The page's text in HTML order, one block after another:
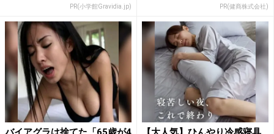
PR(小学館Gravidia.jp) PR(健商株式会社)